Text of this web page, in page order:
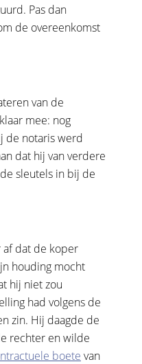
Pas dan
de overeenkomst
van de
mee: nog
de notaris werd
dat hij van verdere
sleutels in bij de
dat de koper
houding mocht
hij niet zou
had volgens de
zin. Hij daagde de
rechter en wilde
boete van